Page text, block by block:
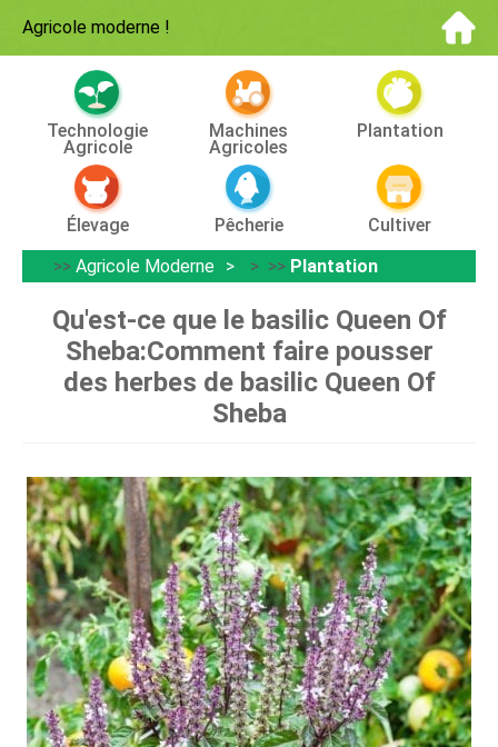
Agricole moderne !
Technologie
Agricole
Machines
Agricoles
Plantation
Élevage Pêcherie
Cultiver
>> Agricole Moderne > >> Plantation
Qu'est-ce que le basilic Queen Of
Sheba:Comment faire pousser
des herbes de basilic Queen Of
Sheba